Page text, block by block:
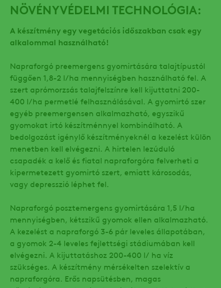
NÖVÉNYVÉDELMI TECHNOLÓGIA:
A készítmény egy vegetációs időszakban csak egy
alkalommal használható!
Napraforgó preemergens gyomirtására talajtípustól
függően 1,8-2 l/ha mennyiségben használható fel. A
szert aprómorzsás talajfelszínre kell kijuttatni 200-
400 l/ha permetlé felhasználásával. A gyomirtó szer
egyéb preemergensen alkalmazható, egyszikű
gyomokat irtó készítménnyel kombinálható. A
bedolgozást igénylő készítményeknél a kezelést külön
menetben kell elvégezni. A hirtelen lezúduló
csapadék a kelő és fiatal napraforgóra felverheti a
kipermetezett gyomirtó szert, emiatt károsodás,
vagy depresszió léphet fel.
Napraforgó posztemergens gyomirtására 1,5 l/ha
mennyiségben, kétszikű gyomok ellen alkalmazható.
A kezelést a napraforgó 3-6 pár leveles állapotában,
a gyomok 2-4 leveles fejlettségi stádiumában kell
elvégezni. A kijuttatáshoz 200-400 l/ ha víz
szükséges. A készítmény mérsékelten szelektív a
napraforgóra. Erős napsütésben, magas